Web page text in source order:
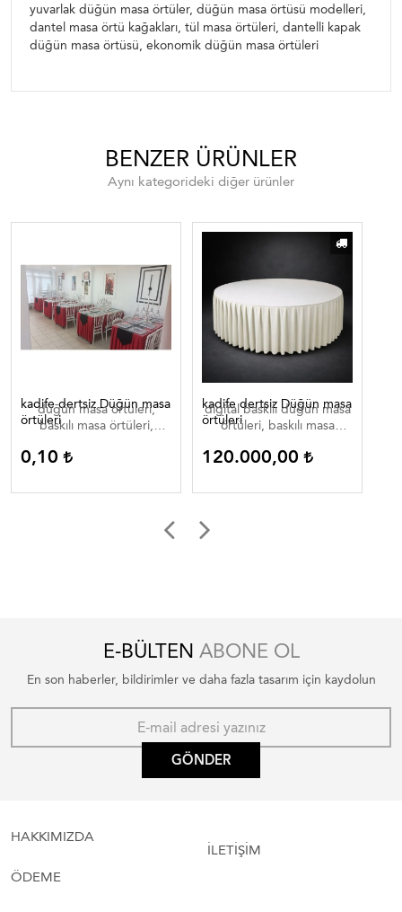
yuvarlak düğün masa örtüler, düğün masa örtüsü modelleri,
dantel masa örtü kağakları, tül masa örtüleri, dantelli kapak
düğün masa örtüsü, ekonomik düğün masa örtüleri
BENZER ÜRÜNLER
Aynı kategorideki diğer ürünler
kadife dertsiz Düğün masa
örtüleri
düğün masa örtüleri,
baskılı masa örtüleri,
düğün masa örtüleri
0,10
kadife dertsiz Düğün masa
örtüleri
digital baskılı düğün masa
örtüleri, baskılı masa
örtüleri , düğün masa
ortuleri
120.000,00
E-BÜLTEN ABONE OL
En son haberler, bildirimler ve daha fazla tasarım için kaydolun
GÖNDER
HAKKIMIZDA
ÖDEME
İLETİŞİM